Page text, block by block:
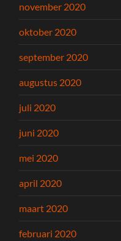
november 2020
oktober 2020
september 2020
augustus 2020
juli 2020
juni 2020
mei 2020
april 2020
maart 2020
februari 2020